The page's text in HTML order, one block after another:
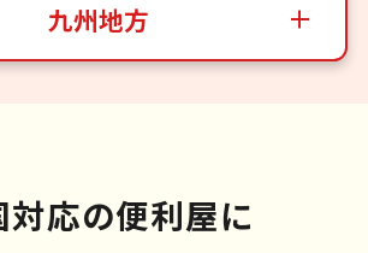
九州地方
対応の便利屋に